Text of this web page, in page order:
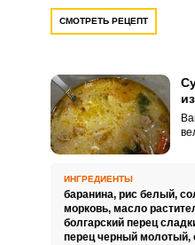
СМОТРЕТЬ РЕЦЕПТ
ИНГРЕДИЕНТЫ
баранина, рис белый,
морковь, масло
болгарский перец
перец черный молотый,